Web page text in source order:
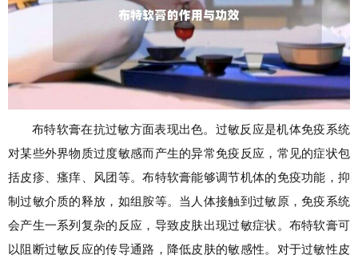
布特软膏在抗过敏方面表现出色。过敏反应是机体免疫系统
对某些外界物质过度敏感而产生的异常免疫反应，常见的症状包
括皮疹、瘙痒、风团等。布特软膏能够调节机体的免疫功能，抑
制过敏介质的释放，如组胺等。当人体接触到过敏原，免疫系统
会产生一系列复杂的反应，导致皮肤出现过敏症状。布特软膏可
以阻断过敏反应的传导通路，降低皮肤的敏感性。对于过敏性皮